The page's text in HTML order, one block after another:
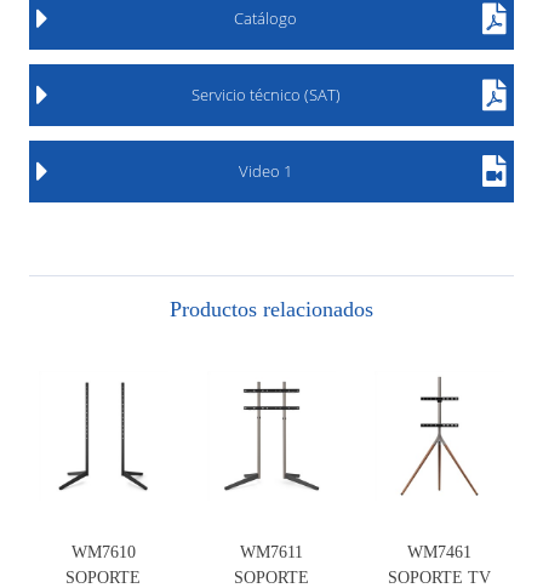
Catálogo
Servicio técnico (SAT)
Video 1
Productos relacionados
WM7610
SOPORTE
WM7611
SOPORTE
WM7461
SOPORTE TV